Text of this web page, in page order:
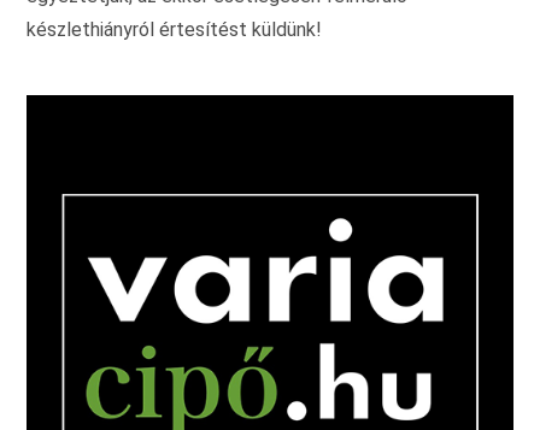
készlethiányról értesítést küldünk!